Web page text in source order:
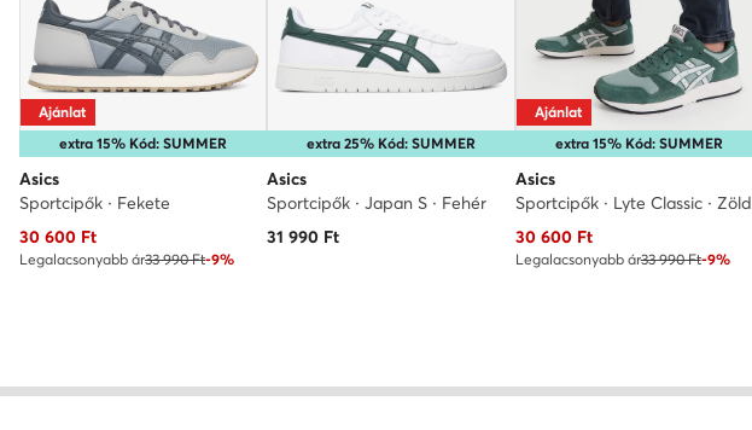
extra 15% Kód: SUMMER
Ajánlat
Asics
Sportcipők · Fekete
Aktuális ár
30 600 Ft
Legalacsonyabb ár33 990 Ft-9%
extra 25% Kód: SUMMER
Asics
Sportcipők · Japan S · Fehér
31 990 Ft
extra 15% Kód: SUMMER
Ajánlat
Asics
Sportcipők · Lyte Classic · Zöld
Aktuális ár
30 600Ft
Legalacsonyabb ár33 990 Ft-9%